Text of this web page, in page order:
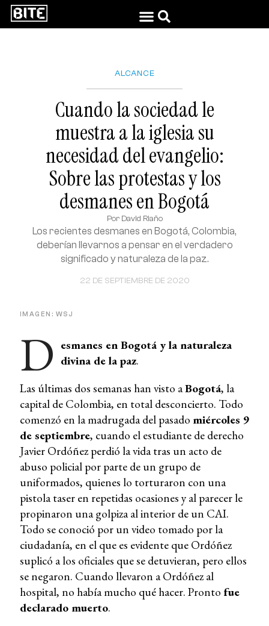
ALCANCE
Cuando la sociedad le
muestra a la iglesia su
necesidad del evangelio:
Sobre las protestas y los
desmanes en Bogotá
Por David Riaño
22 DE SEPTIEMBRE DE 2020
Los recientes desmanes en Bogotá, Colombia,
deberían llevarnos a pensar en el verdadero
significado y naturaleza de la paz.
IMAGEN: WSJ
D esmanes en Bogotá y la naturaleza
divina de la paz.
Las últimas dos semanas han visto aBogotá, la
capital de Colombia, en total desconcierto. Todo
comenzó en la madrugada del pasado miércoles 9
de septiembre, cuando el estudiante de derecho
Javier Ordóñez perdió la vida tras un acto de
abuso policial por parte de un grupo de
uniformados, quienes lo torturaron con una
pistola taser en repetidas ocasiones y al parecer le
propinaron una golpiza al interior de un CAI.
Todo se conoció por un video tomado por la
ciudadanía, en el que es evidente que Ordóñez
suplicó a los oficiales que se detuvieran, pero ellos
se negaron. Cuando llevaron a Ordóñez al
hospital, no había mucho qué hacer. Pronto fue
declarado muerto.